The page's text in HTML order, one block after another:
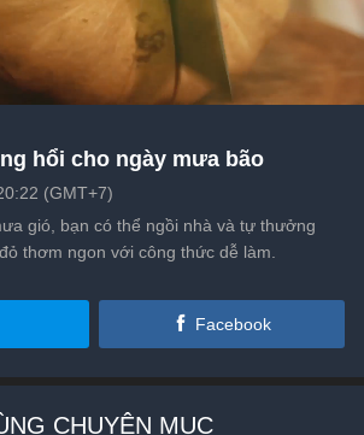
hổi cho ngày mưa bão
(GMT+7)
gió, bạn có thể ngồi nhà và tự thưởng
thơm ngon với công thức dễ làm.
Facebook